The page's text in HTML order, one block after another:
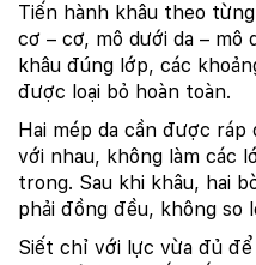
Tiến hành khâu theo
cơ – cơ, mô dưới da – mô
khâu đúng lớp, các
được loại bỏ hoàn toàn.
Hai mép da cần được
với nhau, không làm các
trong. Sau khi khâu, hai
phải đồng đều, không so
Siết chỉ với lực vừa đủ